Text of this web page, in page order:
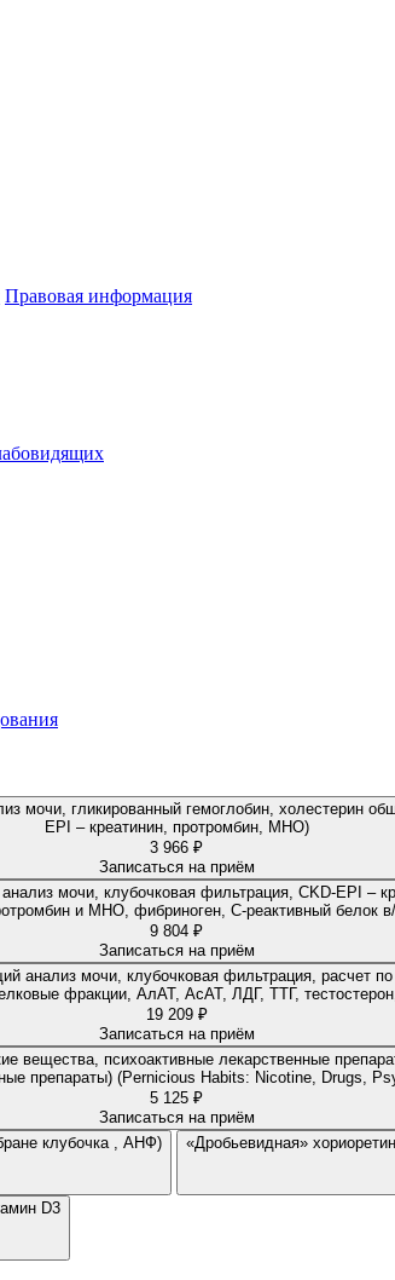
Правовая информация
мочи, гликированный гемоглобин, холестерин
EPI – креатинин, протромбин, МНО)
3 966 ₽
Записаться на приём
мочи, клубочковая фильтрация, CKD-EPI –
и МНО, фибриноген, С-реактивный белок
9 804 ₽
Записаться на приём
мочи, клубочковая фильтрация, расчет
фракции, АлАТ, АсАТ, ЛДГ, ТТГ,
19 209 ₽
Записаться на приём
вещества, психоактивные лекарственные
препараты) (Pernicious Habits: Nicotine, Drugs,
5 125 ₽
Записаться на приём
клубочка , АНФ)
«Дробьевидная»
D3